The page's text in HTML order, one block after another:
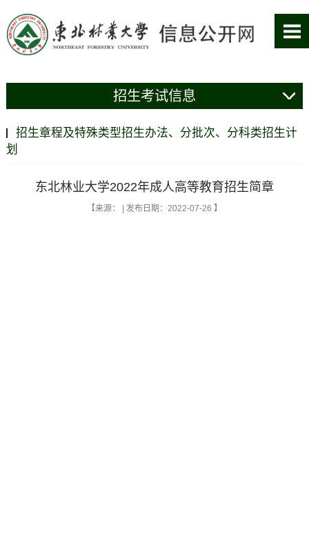
招生考试信息
招生章程及特殊类型招生办法、分批次、分科类招生计
划
东北林业大学2022年成人高等教育招生简章
【来源： | 发布日期：2022-07-26 】